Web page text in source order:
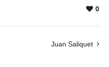
0
Juan Saliquet